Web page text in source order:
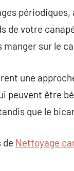
de votre
manger sur le
une
peuvent être
que le
de Nettoyage